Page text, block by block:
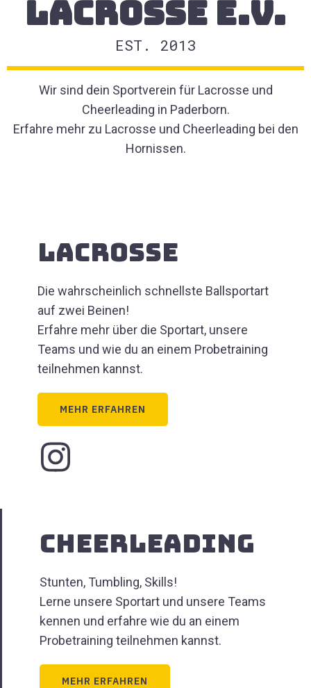
Lacrosse e.V.
EST. 2013
Wir sind dein Sportverein für Lacrosse und
Cheerleading in Paderborn.
Erfahre mehr zu Lacrosse und Cheerleading bei den
Hornissen.
Lacrosse
Die wahrscheinlich schnellste Ballsportart
auf zwei Beinen!
Erfahre mehr über die Sportart, unsere
Teams und wie du an einem Probetraining
teilnehmen kannst.
MEHR ERFAHREN
Cheerleading
Stunten, Tumbling, Skills!
Lerne unsere Sportart und unsere Teams
kennen und erfahre wie du an einem
Probetraining teilnehmen kannst.
MEHR ERFAHREN